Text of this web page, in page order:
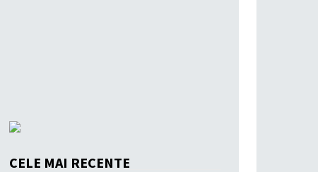
CELE MAI RECENTE